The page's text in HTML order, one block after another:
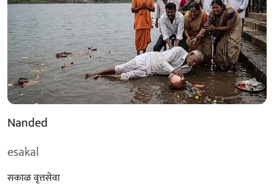
Nanded
esakal
सकाळ वृत्तसेवा